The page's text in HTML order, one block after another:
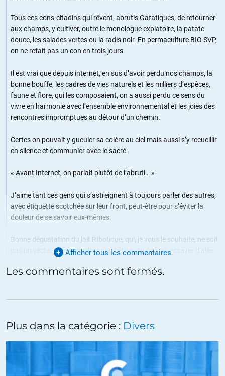
Tous ces cons-citadins qui rêvent, abrutis Gafatiques, de retourner
aux champs, y cultiver, outre le monologue expiatoire, la patate
douce, les salades vertes ou la radis noir. En permaculture BIO SVP,
on ne refait pas un con en trois jours.
Il est vrai que depuis internet, en sus d’avoir perdu nos champs, la
bonne bouffe, les cadres de vies naturels et les milliers d’espèces,
faune et flore, qui les composaient, on a aussi perdu ce sens du
vivre en harmonie avec l’ensemble environnemental et les joies des
rencontres impromptues au détour d’un chemin.
Certes on pouvait y gueuler sa colère au ciel mais aussi s’y recueillir
en silence et communier avec le sacré.
« Avant Internet, on parlait plutôt de l’abruti… »
J’aime tant ces gens qui s’astreignent à toujours parler des autres,
avec étiquette scotchée sur leur front, peut-être pour s’éviter la
douleur de se savoir eux-mêmes.
Bonne dégustation du lait RIbotique, qui, je vous le souhaite, ne soit
pas un vecteur d’une quelconque bêtise. Au cas où, essayer d’aller
que vous ne passerez pas pour un con, personne ne vous entendra
Comme disait audiard dans son excellent film les tonton flingueurs
Afficher tous les commentaires
Les commentaires sont fermés.
Plus dans la catégorie : Divers